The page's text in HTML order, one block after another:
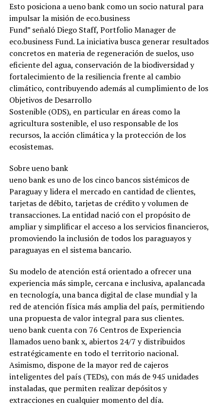
Esto posiciona a ueno bank como un socio natural para
impulsar la misión de eco.business
Fund” señaló Diego Staff, Portfolio Manager de
eco.business Fund. La iniciativa busca generar resultados
concretos en materia de regeneración de suelos, uso
eficiente del agua, conservación de la biodiversidad y
fortalecimiento de la resiliencia frente al cambio
climático, contribuyendo además al cumplimiento de los
Objetivos de Desarrollo
Sostenible (ODS), en particular en áreas como la
agricultura sostenible, el uso responsable de los
recursos, la acción climática y la protección de los
ecosistemas.
Sobre ueno bank
ueno bank es uno de los cinco bancos sistémicos de
Paraguay y lidera el mercado en cantidad de clientes,
tarjetas de débito, tarjetas de crédito y volumen de
transacciones. La entidad nació con el propósito de
ampliar y simplificar el acceso a los servicios financieros,
promoviendo la inclusión de todos los paraguayos y
paraguayas en el sistema bancario.
Su modelo de atención está orientado a ofrecer una
experiencia más simple, cercana e inclusiva, apalancada
en tecnología, una banca digital de clase mundial y la
red de atención física más amplia del país, permitiendo
una propuesta de valor integral para sus clientes.
ueno bank cuenta con 76 Centros de Experiencia
llamados ueno bank x, abiertos 24/7 y distribuidos
estratégicamente en todo el territorio nacional.
Asimismo, dispone de la mayor red de cajeros
inteligentes del país (TEDs), con más de 945 unidades
instaladas, que permiten realizar depósitos y
extracciones en cualquier momento del día.